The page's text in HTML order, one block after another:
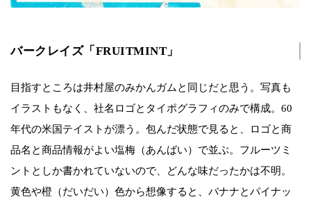
バークレイズ「FRUITMINT」
目指すところは井村屋のみかんガムと同じだと思う。写真も
イラストもなく、社名ロゴとタイポグラフィのみで構成。60
年代の米国テイストが漂う。包んだ状態で見ると、ロゴと商
品名と商品情報がよい塩梅（あんばい）で並ぶ。フルーツミ
ントとしか書かれていないので、どんな味だったかは不明。
黄色や橙（だいだい）色から想像すると、バナナとパイナッ